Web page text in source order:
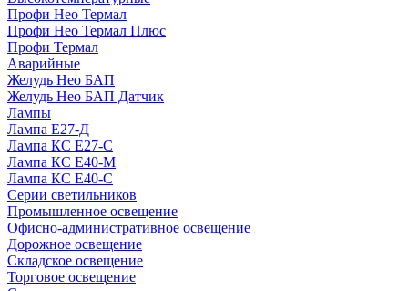
Профи Нео Термал
Профи Нео Термал Плюс
Профи Термал
Аварийные
Желудь Нео БАП
Желудь Нео БАП Датчик
Лампы
Лампа Е27-Д
Лампа КС Е27-С
Лампа КС Е40-М
Лампа КС Е40-С
Серии светильников
Промышленное освещение
Офисно-административное освещение
Дорожное освещение
Складское освещение
Торговое освещение